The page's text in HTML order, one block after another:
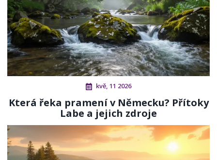
kvě, 11 2026
Která řeka pramení v Německu? Přítoky
Labe a jejich zdroje